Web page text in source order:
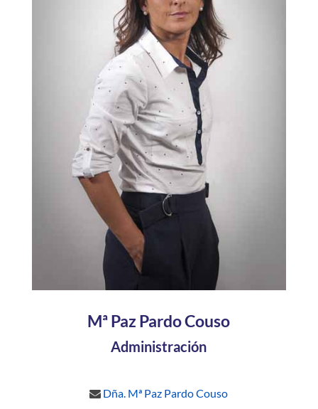
Mª Paz Pardo Couso
Administración
Dña. Mª Paz Pardo Couso